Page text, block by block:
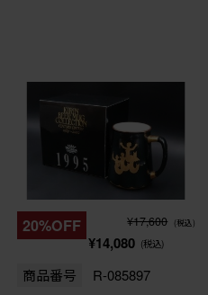
20%OFF ¥17,600 (税込)
¥14,080 (税込)
商品番号 R-085897